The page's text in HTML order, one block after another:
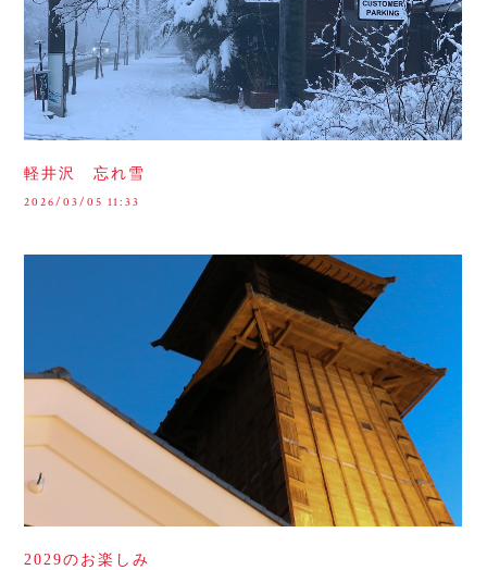
軽井沢 忘れ雪
2026/03/05 11:33
2029のお楽しみ